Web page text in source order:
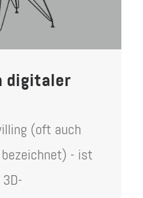
digitaler
(oft auch
- ist